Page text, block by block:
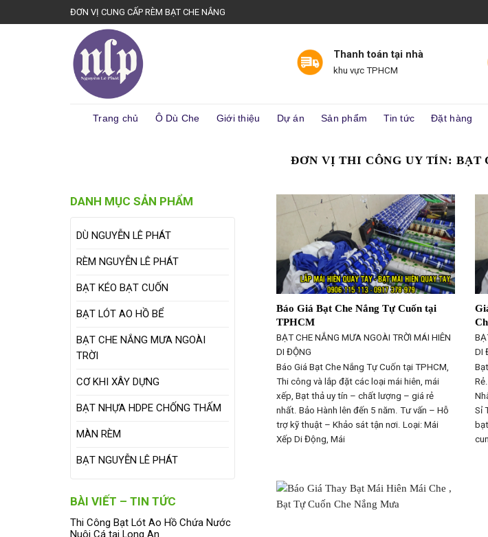
to
ĐƠN VỊ CUNG CẤP RÈM BẠT CHE NẮNG
Thanh toán tại nhà
khu vực TPHCM
Trang chủ Ô Dù Che Giới thiệu Dự án Sản phẩm Tin tức Đặt hàng
ĐƠN VỊ THI CÔNG UY TÍN: BẠT
DANH MỤC SẢN PHẨM
DÙ NGUYỄN LÊ PHÁT
RÈM NGUYỄN LÊ PHÁT
BẠT KÉO BẠT CUỐN
BẠT LÓT AO HỒ BỂ
BẠT CHE NẮNG MƯA NGOÀI
TRỜI
CƠ KHI XÂY DỰNG
BẠT NHỰA HDPE CHỐNG THẤM
MÀN RÈM
BẠT NGUYỄN LÊ PHÁT
BÀI VIẾT – TIN TỨC
Thi Công Bạt Lót Ao Hồ Chứa Nước
Nuôi Cá tại Long An
Báo Giá Bạt Che Nắng Tự Cuốn tại
TPHCM
BẠT CHE NẮNG MƯA NGOÀI TRỜI MÁI HIÊN
DI ĐỘNG
Báo Giá Bạt Che Nắng Tự Cuốn tại TPHCM,
Thi công và lắp đặt các loại mái hiên, mái
xếp, Bạt thả uy tín – chất lượng – giá rẻ
nhất. Bảo Hành lên đến 5 năm. Tư vấn – Hỗ
trợ kỹ thuật – Khảo sát tận nơi. Loại: Mái
Xếp Di Động, Mái
DI
Sỉ